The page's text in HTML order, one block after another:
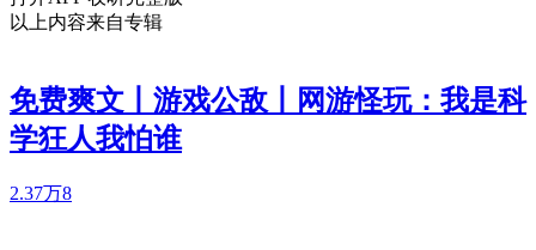
以上内容来自专辑
免费爽文丨游戏公敌丨网游怪玩：我是科
学狂人我怕谁
2.37万8